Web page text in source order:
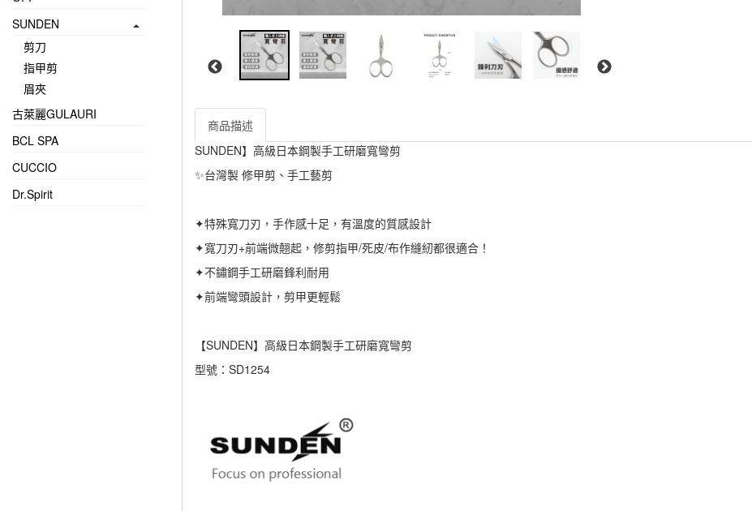
SUNDEN
剪刀
指甲剪
眉夾
古萊麗GULAURI
BCL SPA
CUCCIO
Dr.Spirit
商品描述
SUNDEN】高級日本鋼製手工研磨寬彎剪
✨台灣製 修甲剪、手工藝剪
✦特殊寬刀刃，手作感十足，有溫度的質感設計
✦寬刀刃+前端微翹起，修剪指甲/死皮/布作縫紉都很適合！
✦不鏽鋼手工研磨鋒利耐用
✦前端彎頭設計，剪甲更輕鬆
【SUNDEN】高級日本鋼製手工研磨寬彎剪
型號：SD1254